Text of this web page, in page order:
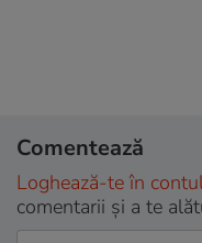
Comentează
Loghează-te în
comentarii și a te